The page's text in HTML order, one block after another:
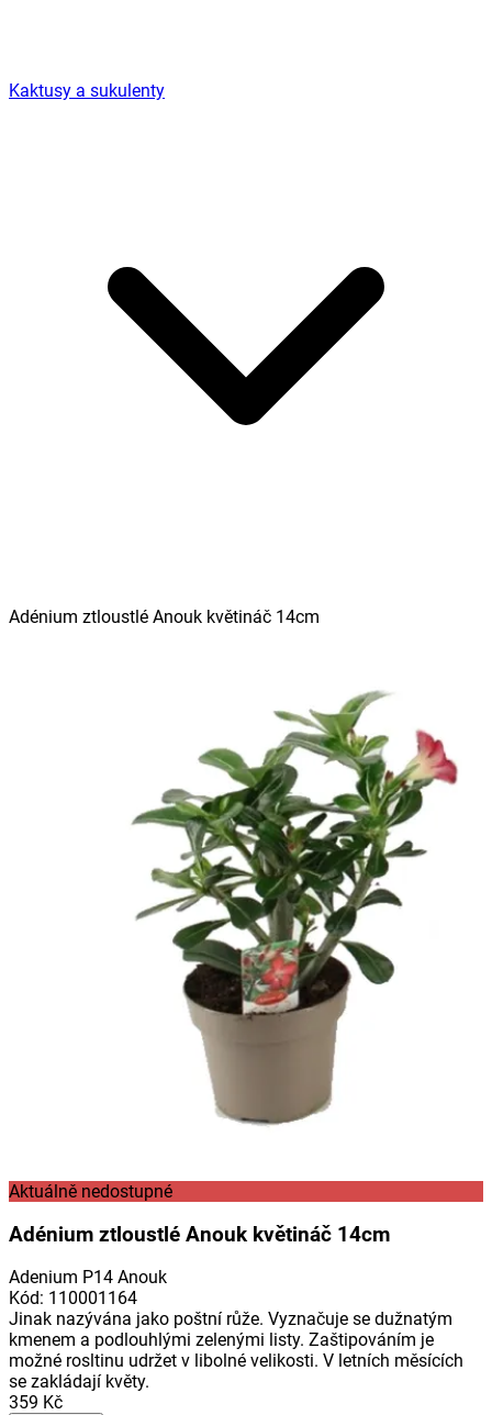
Kaktusy a sukulenty
Adénium ztloustlé Anouk květináč 14cm
Aktuálně nedostupné
Adénium ztloustlé Anouk květináč 14cm
Adenium P14 Anouk
Kód: 110001164
Jinak nazývána jako poštní růže. Vyznačuje se dužnatým
kmenem a podlouhlými zelenými listy. Zaštipováním je
možné rosltinu udržet v libolné velikosti. V letních měsících
se zakládají květy.
359 Kč